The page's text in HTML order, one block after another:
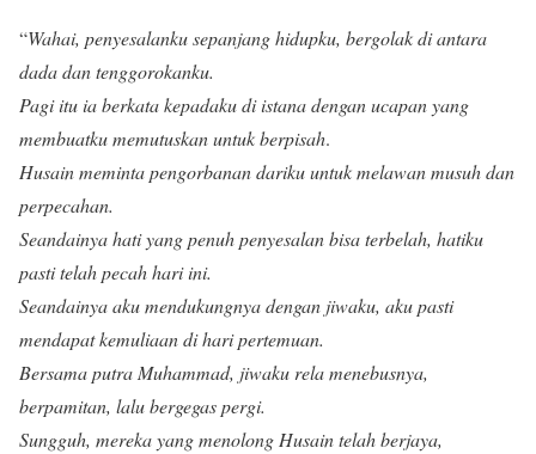
“Wahai, penyesalanku sepanjang hidupku, bergolak di antara
dada dan tenggorokanku.
Pagi itu ia berkata kepadaku di istana dengan ucapan yang
membuatku memutuskan untuk berpisah.
Husain meminta pengorbanan dariku untuk melawan musuh dan
perpecahan.
Seandainya hati yang penuh penyesalan bisa terbelah, hatiku
pasti telah pecah hari ini.
Seandainya aku mendukungnya dengan jiwaku, aku pasti
mendapat kemuliaan di hari pertemuan.
Bersama putra Muhammad, jiwaku rela menebusnya,
berpamitan, lalu bergegas pergi.
Sungguh, mereka yang menolong Husain telah berjaya,